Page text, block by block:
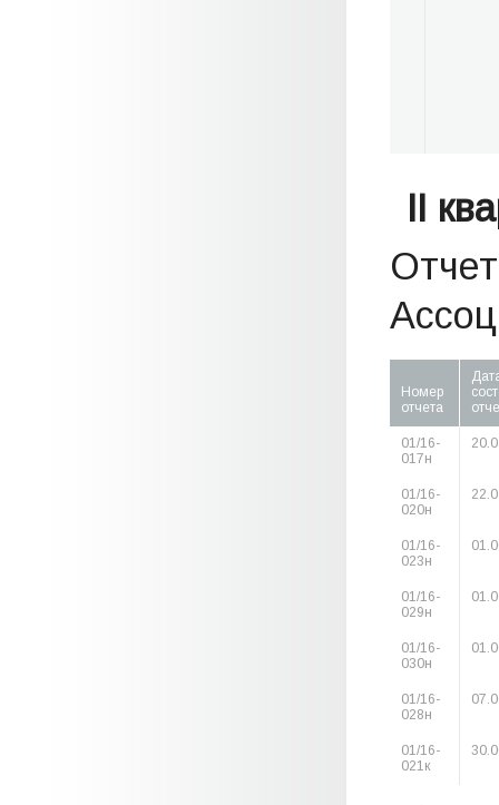
II
Номер
отчета
01/16-
017н
01/16-
020н
01/16-
023н
01/16-
029н
01/16-
030н
01/16-
028н
01/16-
021к